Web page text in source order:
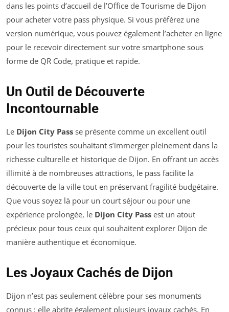
dans les points d’accueil de l’Office de Tourisme de Dijon
pour acheter votre pass physique. Si vous préférez une
version numérique, vous pouvez également l’acheter en ligne
pour le recevoir directement sur votre smartphone sous
forme de QR Code, pratique et rapide.
Un Outil de Découverte
Incontournable
Le Dijon City Pass se présente comme un excellent outil
pour les touristes souhaitant s’immerger pleinement dans la
richesse culturelle et historique de Dijon. En offrant un accès
illimité à de nombreuses attractions, le pass facilite la
découverte de la ville tout en préservant fragilité budgétaire.
Que vous soyez là pour un court séjour ou pour une
expérience prolongée, le Dijon City Pass est un atout
précieux pour tous ceux qui souhaitent explorer Dijon de
manière authentique et économique.
Les Joyaux Cachés de Dijon
Dijon n’est pas seulement célèbre pour ses monuments
connus ; elle abrite également plusieurs joyaux cachés. En